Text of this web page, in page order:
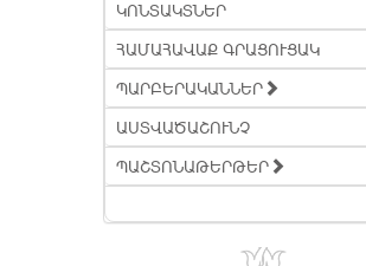
ԿՈՆՏԱԿՏՆԵՐ
ՀԱՄԱՀԱՎԱՔ ԳՐԱՑՈՒՑԱԿ
ՊԱՐԲԵՐԱԿԱՆՆԵՐ
ԱՍՏՎԱԾԱՇՈՒՆՉ
ՊԱՇՏՈՆԱԹԵՐԹԵՐ